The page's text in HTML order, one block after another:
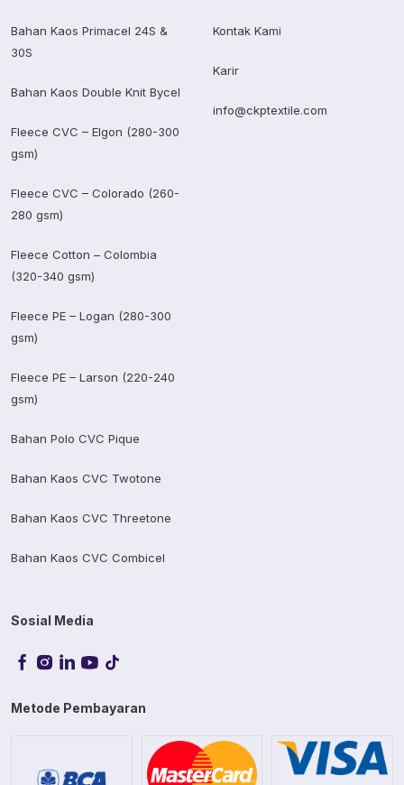
Bahan Kaos Primacel 24S &
30S
Bahan Kaos Double Knit Bycel
Fleece CVC – Elgon (280-300
gsm)
Fleece CVC – Colorado (260-
280 gsm)
Fleece Cotton – Colombia
(320-340 gsm)
Fleece PE – Logan (280-300
gsm)
Fleece PE – Larson (220-240
gsm)
Bahan Polo CVC Pique
Bahan Kaos CVC Twotone
Bahan Kaos CVC Threetone
Bahan Kaos CVC Combicel
Kontak Kami
Karir
info@ckptextile.com
Sosial Media
Metode Pembayaran